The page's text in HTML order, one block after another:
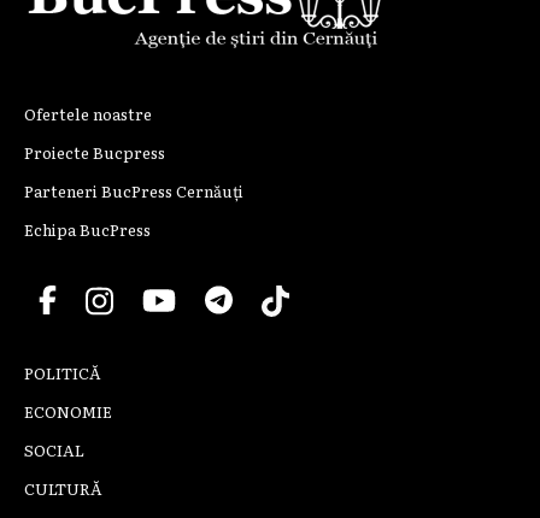
Ofertele noastre
Proiecte Bucpress
Parteneri BucPress Cernăuți
Echipa BucPress
POLITICĂ
ECONOMIE
SOCIAL
CULTURĂ